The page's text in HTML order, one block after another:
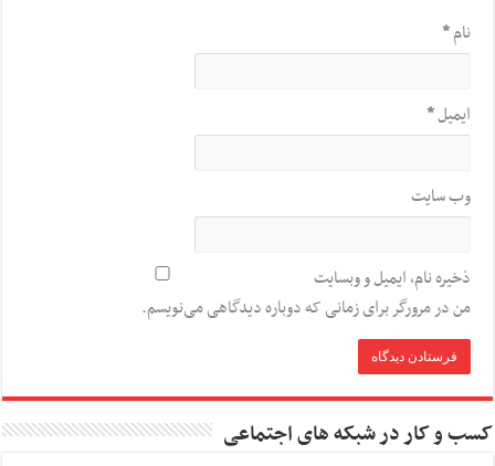
نام*
ایمیل*
وب‌ سایت
ذخیره نام، ایمیل و وبسایت
من در مرورگر برای زمانی که دوباره دیدگاهی می‌نویسم.
کسب و کار در شبکه های اجتماعی